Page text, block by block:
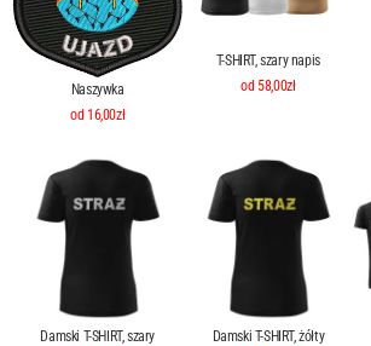
Naszywka
od 16,00zł
T-SHIRT, szary napis
od 58,00zł
Damski T-SHIRT, szary
Damski T-SHIRT, żółty